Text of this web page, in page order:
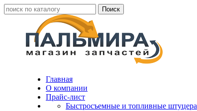
Главная
О компании
Прайс-лист
Быстросъемные и топливные штуцера